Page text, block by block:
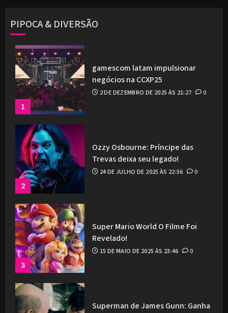
PIPOCA & DIVERSÃO
1
gamescom latam impulsionar
negócios na CCXP25
2 DE DEZEMBRO DE 2025 ÀS 21:27 0
2
Ozzy Osbourne: Príncipe das
Trevas deixa seu legado!
24 DE JULHO DE 2025 ÀS 22:56 0
3
Super Mario World O Filme Foi
Revelado!
15 DE MAIO DE 2025 ÀS 23:46 0
Superman de James Gunn: Ganha